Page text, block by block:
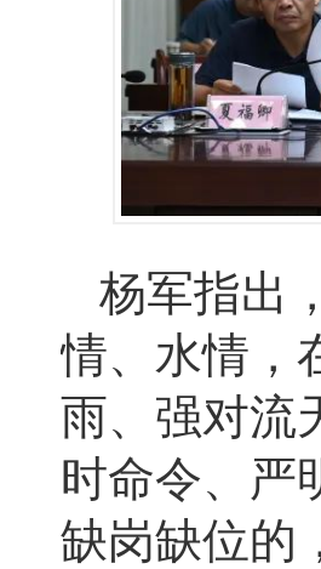
杨军指出
情、水情，
雨、强对流
时命令、严
缺岗缺位的